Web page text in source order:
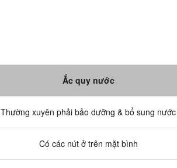
Ắc quy nước
Thường xuyên phải bảo dưỡng & bổ sung nước
Có các nút ở trên mặt bình